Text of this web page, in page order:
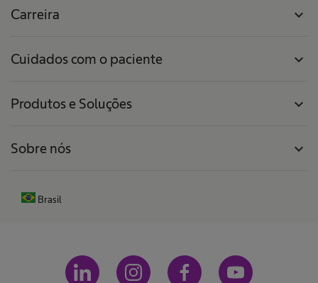
Carreira expand_more
Cuidados com o paciente expand_more
Produtos e Soluções expand_more
Sobre nós expand_more
Brasil